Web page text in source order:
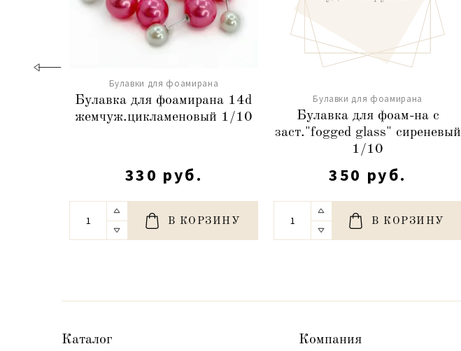
Булавки для фоамирана
Булавка для фоамирана 14d
жемчуж.цикламеновый 1/10
330 руб.
В КОРЗИНУ
Булавки для фоамирана
Булавка для фоам-на с
заст."fogged glass" сиреневый
1/10
350 руб.
В КОРЗИНУ
Каталог Компания